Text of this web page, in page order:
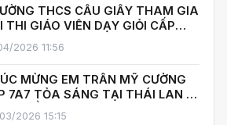
THCS CẦU GIẤY THAM GIA
THI GIÁO VIÊN DẠY GIỎI CẤP
HỌC CƠ SỞ PHƯỜNG YÊN
2026 11:56
MỪNG EM TRẦN MỸ CƯỜNG
7A7 TỎA SÁNG TẠI THÁI LAN –
VỀ HUY CHƯƠNG BẠC TOÁN
2026 15:15